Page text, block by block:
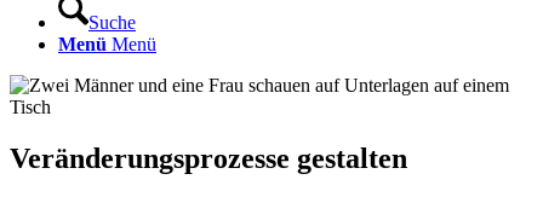
Suche
Menü Menü
Veränderungsprozesse gestalten